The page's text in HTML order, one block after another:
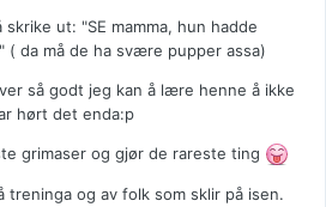
ut: "SE mamma, hun hadde
( da må de ha svære pupper assa)
så godt jeg kan å lære henne å ikke
hørt det enda:p
grimaser og gjør de rareste ting
treninga og av folk som sklir på isen.